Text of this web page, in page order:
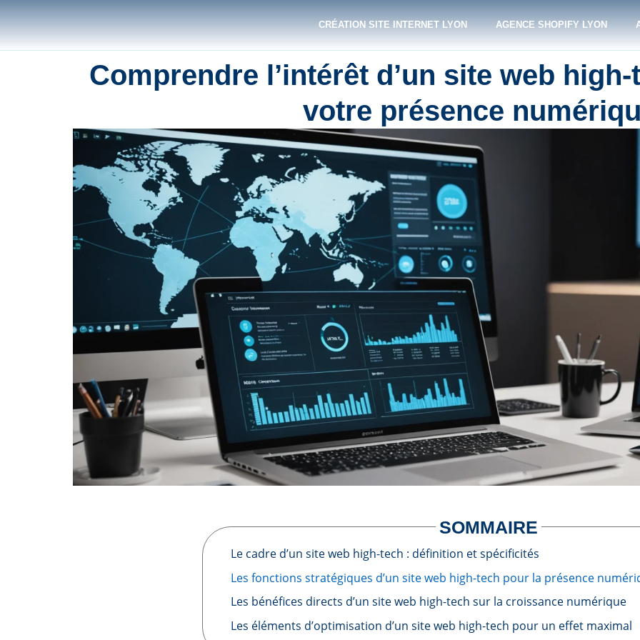
CRÉATION SITE INTERNET LYON AGENCE SHOPIFY LYON
Comprendre l’intérêt d’un site web
votre présence
SOMMAIRE
Le cadre d’un site web high-tech : définition et spécificités
Les fonctions stratégiques d’un site web high-tech pour la présence
Les bénéfices directs d’un site web high-tech sur la croissance numérique
Les éléments d’optimisation d’un site web high-tech pour un effet maximal